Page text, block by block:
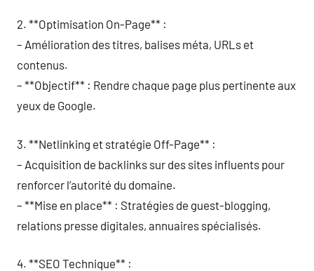
2. **Optimisation On-Page** :
– Amélioration des titres, balises méta, URLs et
contenus.
– **Objectif** : Rendre chaque page plus pertinente aux
yeux de Google.
3. **Netlinking et stratégie Off-Page** :
– Acquisition de backlinks sur des sites influents pour
renforcer l’autorité du domaine.
– **Mise en place** : Stratégies de guest-blogging,
relations presse digitales, annuaires spécialisés.
4. **SEO Technique** :